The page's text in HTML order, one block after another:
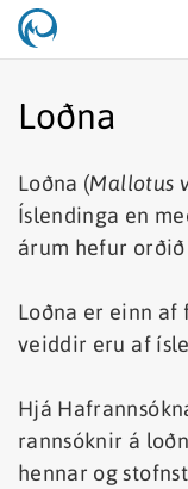
Loðna
Loðna (Mallotus
Íslendinga en
árum hefur
Loðna er einn af
veiddir eru af
Hjá
rannsóknir á
hennar og